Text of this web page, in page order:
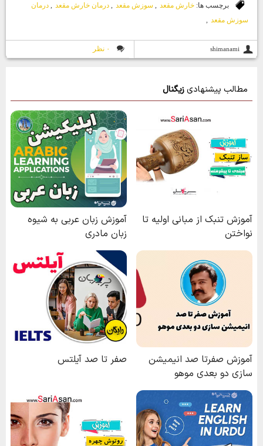
برچسب ها:خارش مقعد , سوزش مقعد , درمان خارش مقعد , درمان
سوزش مقعد ,
shimanami